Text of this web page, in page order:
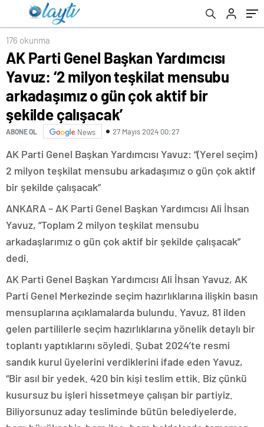
çok aktif bir şekilde çalışacak’
176 okunma
AK Parti Genel Başkan Yardımcısı
Yavuz: ‘2 milyon teşkilat mensubu
arkadaşımız o gün çok aktif bir
şekilde çalışacak’
ABONE OL News 27 Mayıs 2024 00:27
AK Parti Genel Başkan Yardımcısı Yavuz: “(Yerel seçim)
2 milyon teşkilat mensubu arkadaşımız o gün çok aktif
bir şekilde çalışacak”
ANKARA – AK Parti Genel Başkan Yardımcısı Ali İhsan
Yavuz, “Toplam 2 milyon teşkilat mensubu
arkadaşlarımız o gün çok aktif bir şekilde çalışacak”
dedi.
AK Parti Genel Başkan Yardımcısı Ali İhsan Yavuz, AK
Parti Genel Merkezinde seçim hazırlıklarına ilişkin basın
mensuplarına açıklamalarda bulundu. Yavuz, 81 ilden
gelen partililerle seçim hazırlıklarına yönelik detaylı bir
toplantı yaptıklarını söyledi. Şubat 2024’te resmi
sandık kurul üyelerini verdiklerini ifade eden Yavuz,
“Bir asıl bir yedek. 420 bin kişi teslim ettik. Biz çünkü
kusursuz bu işleri hissetmeye çalışan bir partiyiz.
Biliyorsunuz aday tesliminde bütün belediyelerde,